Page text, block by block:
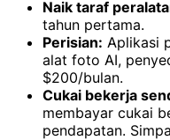
Naik taraf
tahun pertama.
Perisian: Aplikasi
alat foto AI,
$200/bulan.
Cukai bekerja
membayar cukai
pendapatan.